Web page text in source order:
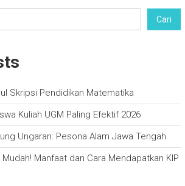
Cari
Skripsi Pendidikan Matematika
Kuliah UGM Paling Efektif 2026
Ungaran: Pesona Alam Jawa Tengah
Manfaat dan Cara Mendapatkan KIP